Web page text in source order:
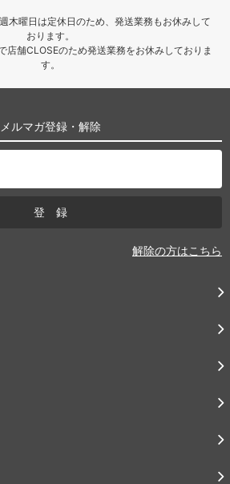
木曜日は定休日のため、発送業務もお休みして
おります。
舗CLOSEのため発送業務をお休みしておりま
す。
メルマガ登録・解除
解除の方はこちら